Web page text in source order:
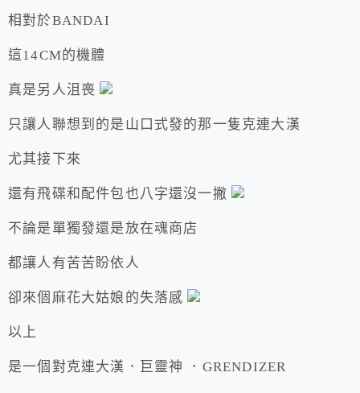
相對於BANDAI
這14CM的機體
真是另人沮喪
只讓人聯想到的是山口式發的那一隻克連大漢
尤其接下來
還有飛碟和配件包也八字還沒一撇
不論是單獨發還是放在魂商店
都讓人有苦苦盼依人
卻來個麻花大姑娘的失落感
以上
是一個對克連大漢．巨靈神 ．GRENDIZER